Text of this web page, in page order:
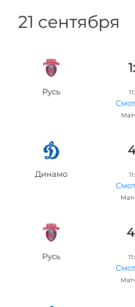
21 сентября
Русь
Динамо
Русь